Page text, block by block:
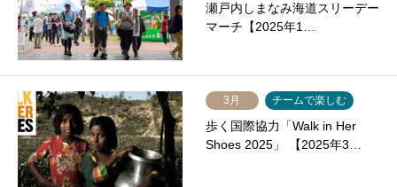
瀬戸内しまなみ海道スリーデー
マーチ【2025年1…
3月 チームで楽しむ
歩く国際協力「Walk in Her
Shoes 2025」 【2025年3…